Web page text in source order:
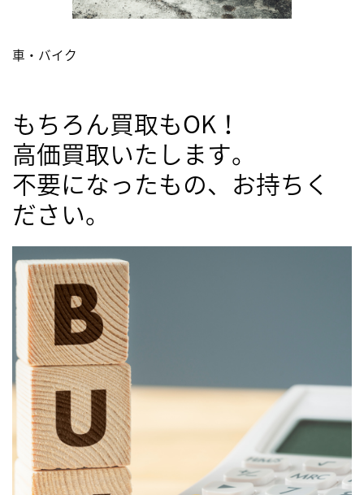
車・バイク
もちろん買取もOK！
高価買取いたします。
不要になったもの、お持ちく
ださい。